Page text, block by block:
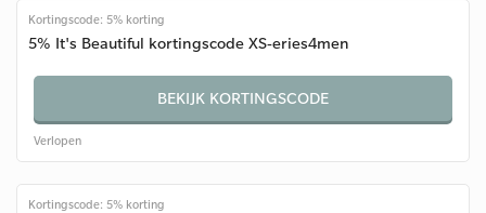
Kortingscode: 5% korting
5% It's Beautiful kortingscode XS-eries4men
BEKIJK KORTINGSCODE
Verlopen
Kortingscode: 5% korting